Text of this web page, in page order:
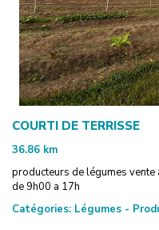
COURTI DE TERRISSE
36.86 km
producteurs de légumes
de 9h00 a 17h
Catégories: Légumes -